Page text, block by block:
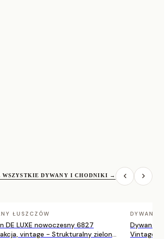
WSZYSTKIE DYWANY I CHODNIKI →
ŁUSZCZÓW
DE LUXE nowoczesny 6827
vintage - Strukturalny zielony
DYWANY
Dywan DE
Vintage